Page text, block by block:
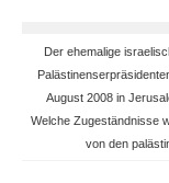
Der ehemalige
August 2008 in
Welche Zugeständnisse
von den